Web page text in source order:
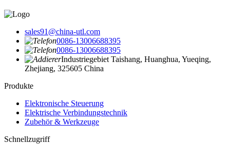
sales91@china-utl.com
0086-13006688395
0086-13006688395
Industriegebiet Taishang, Huanghua, Yueqing,
Zhejiang, 325605 China
Produkte
Elektronische Steuerung
Elektrische Verbindungstechnik
Zubehör & Werkzeuge
Schnellzugriff